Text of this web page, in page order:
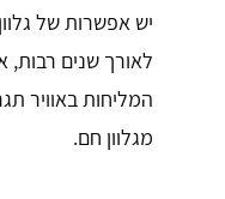
יש אפשרות של
לאורך שנים
המליחות באוויר
מגלוון חם.